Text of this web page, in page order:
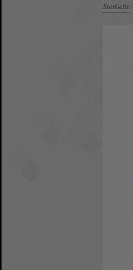
Startseite